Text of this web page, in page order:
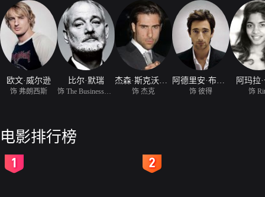
欧文·威尔逊
饰 弗朗西斯
比尔·默瑞
饰 杰克 饰 彼得
阿玛拉
饰
电影排行榜